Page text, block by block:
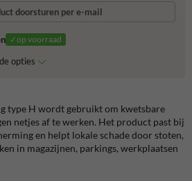
doorsturen per e-mail
✓op voorraad
opties
type H wordt gebruikt om kwetsbare
netjes af te werken. Het product past bij
en helpt lokale schade door stoten,
in magazijnen, parkings, werkplaatsen